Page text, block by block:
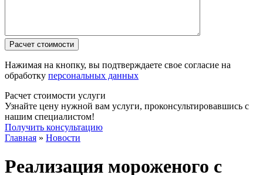
Нажимая на кнопку, вы подтверждаете свое согласие на
обработку персональных данных
Расчет стоимости услуги
Узнайте цену нужной вам услуги, проконсультировавшись с
нашим специалистом!
Получить консультацию
Главная » Новости
Реализация мороженого с